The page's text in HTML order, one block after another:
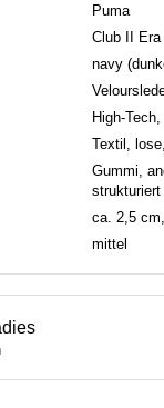
Puma
Club II Era
navy
High-
Textil,
Gummi,
strukturiert
ca. 2,5
mittel